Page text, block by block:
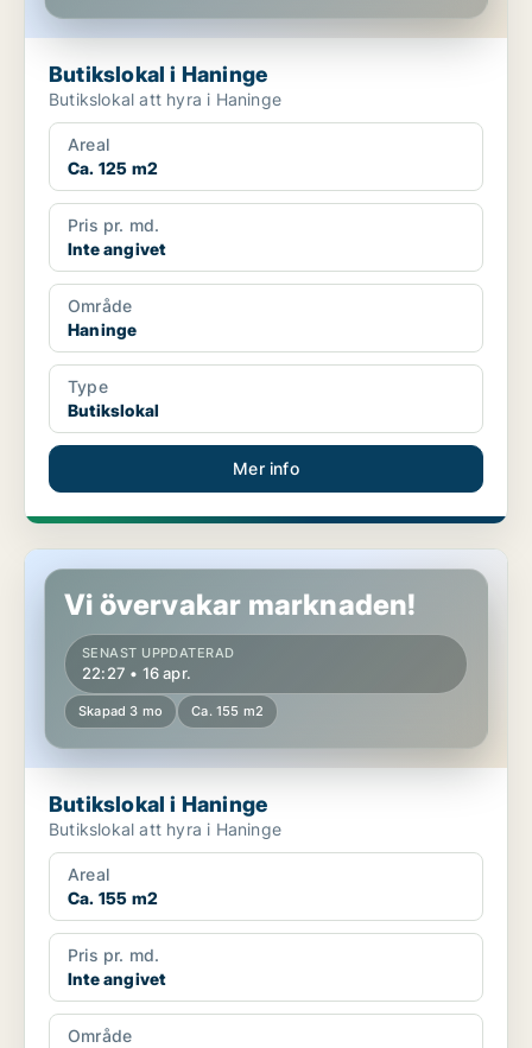
Butikslokal i Haninge
Butikslokal att hyra i Haninge
Areal
Ca. 125 m2
Pris pr. md.
Inte angivet
Område
Haninge
Type
Butikslokal
Mer info
Butikslokal i Haninge
Vi övervakar marknaden!
SENAST UPPDATERAD
22:27 • 16 apr.
Skapad 3 mo Ca. 155 m2
Butikslokal i Haninge
Butikslokal att hyra i Haninge
Areal
Ca. 155 m2
Pris pr. md.
Inte angivet
Område